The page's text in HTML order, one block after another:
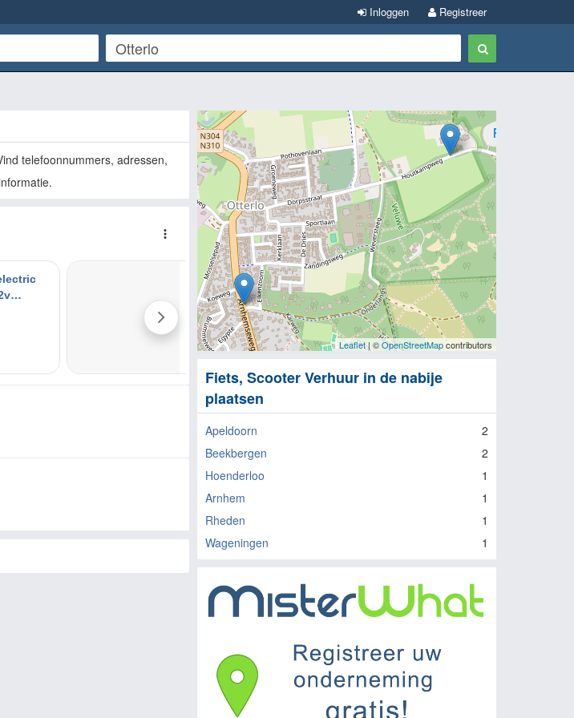
Registreer
Inloggen
telefoonnummers, adressen,
Leaflet| ©OpenStreetMapcontributors
Fiets, Scooter Verhuur in de nabije
plaatsen
Apeldoorn
2
Beekbergen
2
Hoenderloo
1
Arnhem
1
Rheden
1
Wageningen
1